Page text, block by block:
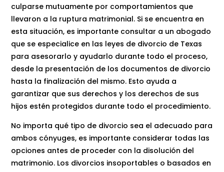
culparse mutuamente por comportamientos que
llevaron a la ruptura matrimonial. Si se encuentra en
esta situación, es importante consultar a un abogado
que se especialice en las leyes de divorcio de Texas
para asesorarlo y ayudarlo durante todo el proceso,
desde la presentación de los documentos de divorcio
hasta la finalización del mismo. Esto ayuda a
garantizar que sus derechos y los derechos de sus
hijos estén protegidos durante todo el procedimiento.
No importa qué tipo de divorcio sea el adecuado para
ambos cónyuges, es importante considerar todas las
opciones antes de proceder con la disolución del
matrimonio. Los divorcios insoportables o basados ​​en